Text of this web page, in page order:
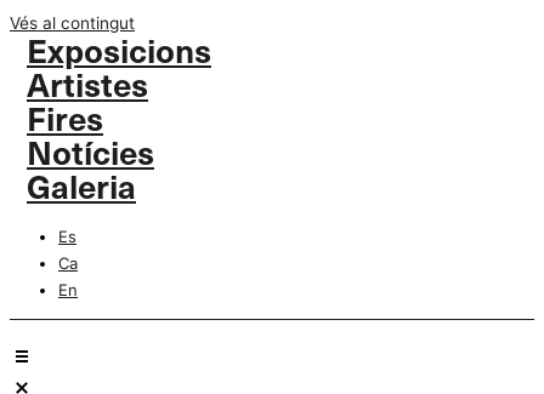
Vés al contingut
Exposicions
Artistes
Fires
Notícies
Galeria
Es
Ca
En